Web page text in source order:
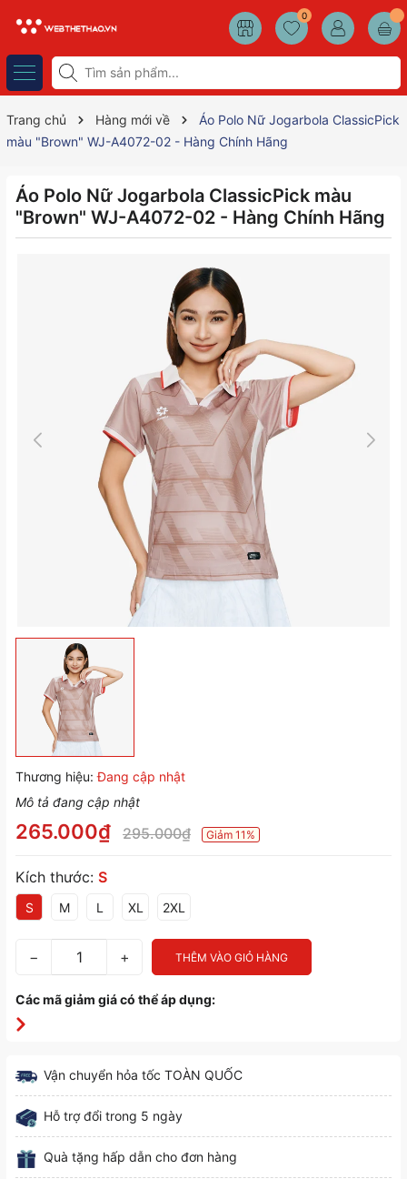
0
Trang chủ Hàng mới về
Áo Polo Nữ Jogarbola ClassicPick
màu "Brown" WJ-A4072-02 - Hàng Chính Hãng
Áo Polo Nữ Jogarbola ClassicPick màu
"Brown" WJ-A4072-02 - Hàng Chính Hãng
Thương hiệu: Đang cập nhật
Mô tả đang cập nhật
265.000₫ 295.000₫ Giảm 11%
Kích thước: S
S M L XL 2XL
− + THÊM VÀO GIỎ HÀNG
Các mã giảm giá có thể áp dụng:
Vận chuyển hỏa tốc TOÀN QUỐC
Hỗ trợ đổi trong 5 ngày
Quà tặng hấp dẫn cho đơn hàng